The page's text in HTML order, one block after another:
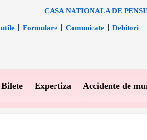
CASA NATIONALA DE
Formulare Comunicate Debitori
Bilete Expertiza Accidente de